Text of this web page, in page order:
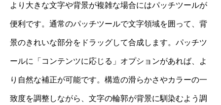
より大きな文字や背景が複雑な場合にはパッチツールが
便利です。通常のパッチツールで文字領域を囲って、背
景のきれいな部分をドラッグして合成します。パッチツ
ールに「コンテンツに応じる」オプションがあれば、よ
り自然な補正が可能です。構造の滑らかさやカラーの一
致度を調整しながら、文字の輪郭が背景に馴染むよう調